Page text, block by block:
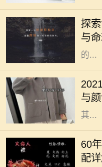
探
与
着重
生的
响着
的...
与
2021
而言
他们
的一
其...
60
配
在中
都是
是常
及到